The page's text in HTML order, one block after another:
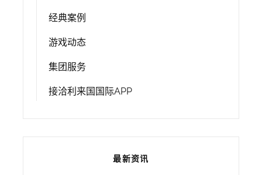
经典案例
游戏动态
集团服务
接洽利来国国际APP
最新资讯